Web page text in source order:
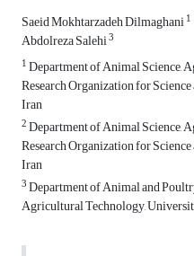
Saeid Mokhtarzadeh Dilmaghani1
Abdolreza Salehi3
1Department of Animal Science,
Research Organization for
Iran
2Department of Animal Science,
Research Organization for
Iran
3Department of Animal and
Agricultural Technology,